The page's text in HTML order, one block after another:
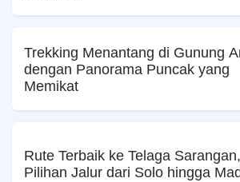
Trekking Menantang di Gunung
dengan Panorama Puncak yang
Memikat
Rute Terbaik ke Telaga Sarangan,
Pilihan Jalur dari Solo hingga